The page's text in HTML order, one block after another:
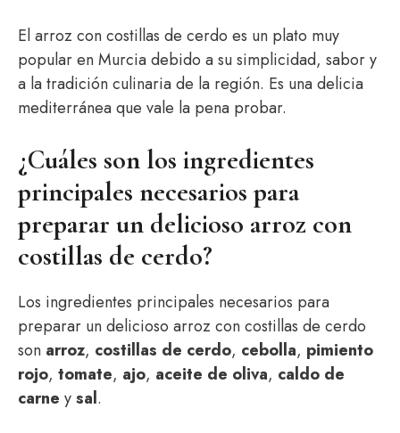
El arroz con costillas de cerdo es un plato muy
popular en Murcia debido a su simplicidad, sabor y
a la tradición culinaria de la región. Es una delicia
mediterránea que vale la pena probar.
¿Cuáles son los ingredientes
principales necesarios para
preparar un delicioso arroz con
costillas de cerdo?
Los ingredientes principales necesarios para
preparar un delicioso arroz con costillas de cerdo
son arroz, costillas de cerdo, cebolla, pimiento
rojo, tomate, ajo, aceite de oliva, caldo de
carne ysal.